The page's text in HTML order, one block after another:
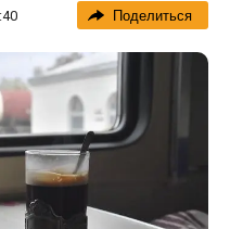
Поделиться